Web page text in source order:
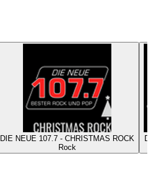
DIE NEUE 107.7 - CHRISTMAS ROCK
Rock